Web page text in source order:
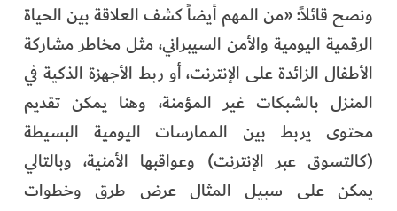
ونصح قائلاً: «من المهم أيضاً كشف العلاقة بين الحياة
الرقمية اليومية والأمن السيبراني، مثل مخاطر مشاركة
الأطفال الزائدة على الإنترنت، أو ربط الأجهزة الذكية في
المنزل بالشبكات غير المؤمنة، وهنا يمكن تقديم
محتوى يربط بين الممارسات اليومية البسيطة
(كالتسوق عبر الإنترنت) وعواقبها الأمنية، وبالتالي
يمكن على سبيل المثال عرض طرق وخطوات